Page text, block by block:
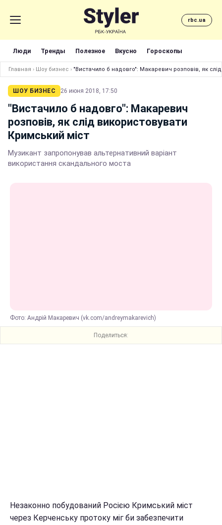
rbc.ua
Люди Тренды Полезное Вкусно Гороскопы
Главная › Шоу бизнес › "Вистачило б надовго": Макаревич розповів, як
ШОУ БИЗНЕС 26 июня 2018, 17:50
"Вистачило б надовго": Макаревич
розповів, як слід використовувати
Кримський міст
Музикант запропонував альтернативний варіант
використання скандального моста
Фото: Андрій Макаревич (vk.com/andreymakarevich)
Поделиться:
Незаконно побудований Росією Кримський міст
через Керченську протоку міг би забезпечити